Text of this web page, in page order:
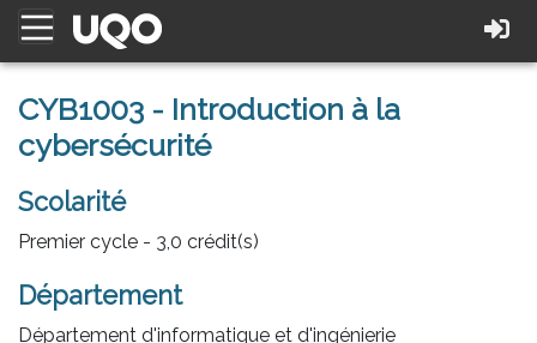
CYB1003 - Introduction à la
cybersécurité
Scolarité
Premier cycle - 3,0 crédit(s)
Département
Département d'informatique et d'ingénierie